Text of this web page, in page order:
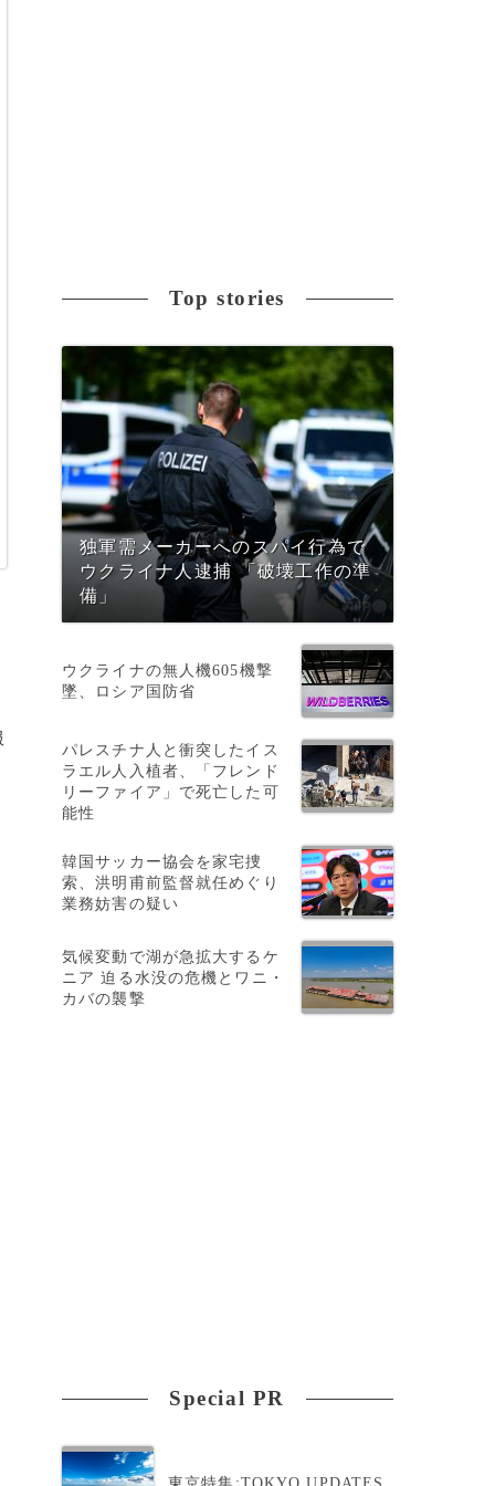
Top stories
独軍需メーカーへのスパイ行為で
ウクライナ人逮捕 「破壊工作の準
備」
ウクライナの無人機605機撃
墜、ロシア国防省
パレスチナ人と衝突したイス
ラエル人入植者、「フレンド
リーファイア」で死亡した可
能性
韓国サッカー協会を家宅捜
索、洪明甫前監督就任めぐり
業務妨害の疑い
気候変動で湖が急拡大するケ
ニア 迫る水没の危機とワニ・
カバの襲撃
Special PR
東京特集:TOKYO UPDATES